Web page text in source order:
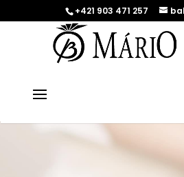
+421 903 471 257